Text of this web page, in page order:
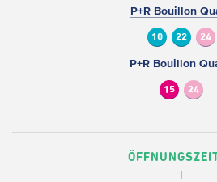
P+R Bouillon
10 22 24
P+R Bouillon
15 24